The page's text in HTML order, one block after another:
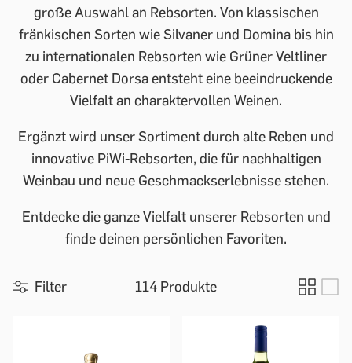
große Auswahl an Rebsorten. Von klassischen
fränkischen Sorten wie Silvaner und Domina bis hin
zu internationalen Rebsorten wie Grüner Veltliner
oder Cabernet Dorsa entsteht eine beeindruckende
Vielfalt an charaktervollen Weinen.
Ergänzt wird unser Sortiment durch alte Reben und
innovative PiWi-Rebsorten, die für nachhaltigen
Weinbau und neue Geschmackserlebnisse stehen.
Entdecke die ganze Vielfalt unserer Rebsorten und
finde deinen persönlichen Favoriten.
Filter 114 Produkte